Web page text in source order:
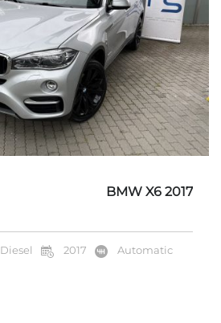
BMW X6 2017
Diesel 2017 Automatic